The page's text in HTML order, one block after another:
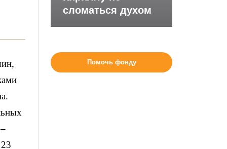
сломаться духом
Помочь фонду